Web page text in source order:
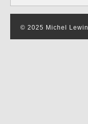
© 2025 Michel Lewin